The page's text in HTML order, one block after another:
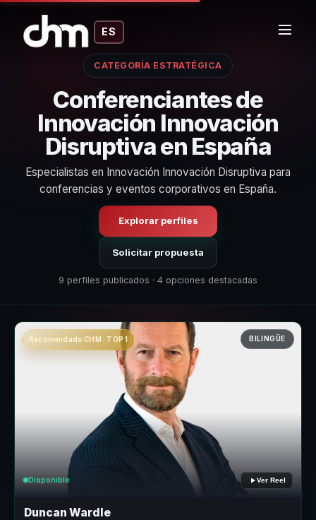
ES
CATEGORÍA ESTRATÉGICA
Conferenciantes de
Innovación Innovación
Disruptiva en España
Especialistas en Innovación Innovación Disruptiva para
conferencias y eventos corporativos en España.
Explorar perfiles
Solicitar propuesta
9 perfiles publicados · 4 opciones destacadas
Recomendado CHM · TOP 1 BILINGÜE
Disponible Ver Reel
Duncan Wardle